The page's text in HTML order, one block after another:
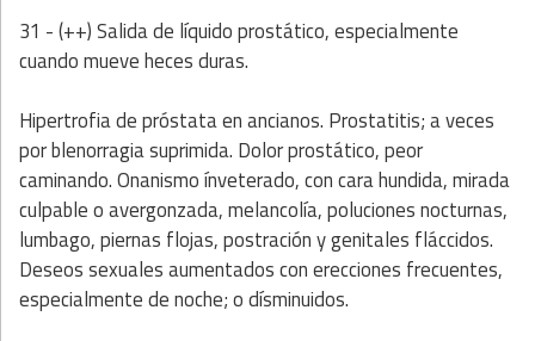
31 - (++) Salida de líquido prostático, especialmente
cuando mueve heces duras.
Hipertrofia de próstata en ancianos. Prostatitis; a veces
por blenorragia suprimida. Dolor prostático, peor
caminando. Onanismo ínveterado, con cara hundida, mirada
culpable o avergonzada, melancolía, poluciones nocturnas,
lumbago, piernas flojas, postración y genitales fláccidos.
Deseos sexuales aumentados con erecciones frecuentes,
especialmente de noche; o dísminuidos.